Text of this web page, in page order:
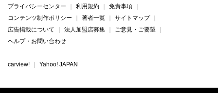
プライバシーセンター
利用規約
免責事項
コンテンツ制作ポリシー
著者一覧
サイトマップ
広告掲載について
法人加盟店募集
ご意見・ご要望
ヘルプ・お問い合わせ
carview! Yahoo! JAPAN